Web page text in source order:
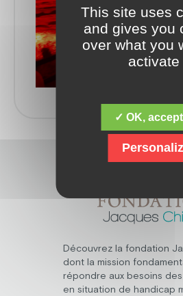
Découvrez la fondation
dont la mission
répondre aux besoins
en situation de handicap
This site uses
and gives you
over what you
activate
✓ OK, accept